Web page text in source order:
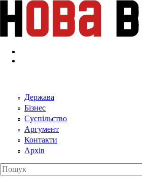
Перейти к основному содержанию
Держава
Бізнес
Суспільство
Аргумент
Контакти
Архів